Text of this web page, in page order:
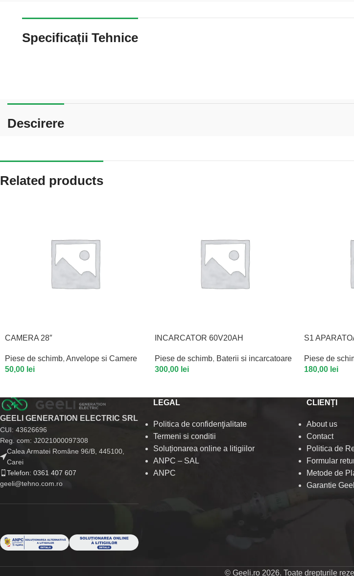
Specificații Tehnice
Descirere
Related products
CAMERA 28″
Piese de schimb, Anvelope si Camere
50,00 lei
INCARCATOR 60V20AH
Piese de schimb, Baterii si incarcatoare
300,00 lei
S1
Piese de
180,00 lei
GEELI GENERATION ELECTRIC SRL
CUI: 43626696
Reg. com: J2021000097308
Calea Armatei Române 96/B, 445100,
Carei
Telefon: 0361 407 607
geeli@tehno.com.ro
LEGAL
Politica de confidenţialitate
Termeni si conditii
Soluționarea online a litigiilor
ANPC – SAL
ANPC
CLIENȚI
About us
Contact
Politica de
Formular
Metode de
Garantie
© Geeli.ro 2026. Toate drepturile